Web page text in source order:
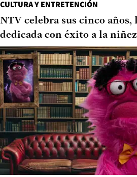
CULTURA Y ENTRETENCIÓN
NTV celebra sus cinco años,
dedicada con éxito a la niñez